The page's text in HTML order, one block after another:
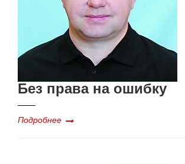
Без права на ошибку
Подробнее